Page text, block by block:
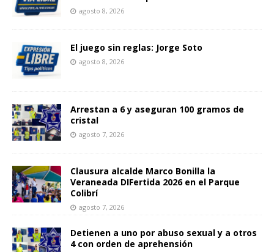
agosto 8, 2026
El juego sin reglas: Jorge Soto
agosto 8, 2026
Arrestan a 6 y aseguran 100 gramos de
cristal
agosto 7, 2026
Clausura alcalde Marco Bonilla la
Veraneada DIFertida 2026 en el Parque
Colibrí
agosto 7, 2026
Detienen a uno por abuso sexual y a otros
4 con orden de aprehensión